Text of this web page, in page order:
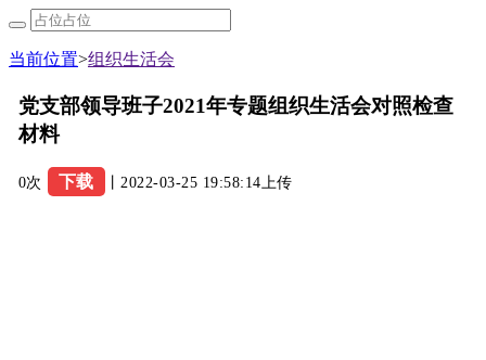
当前位置>组织生活会
党支部领导班子2021年专题组织生活会对照检查
材料
0次 下载 丨2022-03-25 19:58:14上传